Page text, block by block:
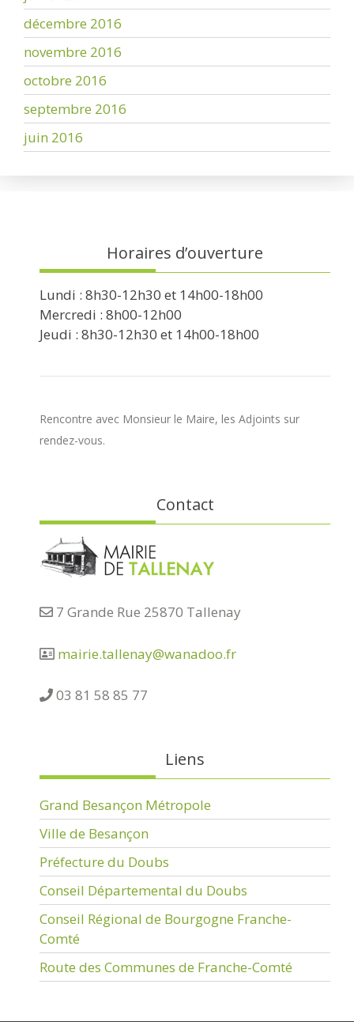
décembre 2016
novembre 2016
octobre 2016
septembre 2016
juin 2016
Horaires d’ouverture
Lundi : 8h30-12h30 et 14h00-18h00
Mercredi : 8h00-12h00
Jeudi : 8h30-12h30 et 14h00-18h00
Rencontre avec Monsieur le Maire, les Adjoints sur
rendez-vous.
Contact
7 Grande Rue 25870 Tallenay
mairie.tallenay@wanadoo.fr
03 81 58 85 77
Liens
Grand Besançon Métropole
Ville de Besançon
Préfecture du Doubs
Conseil Départemental du Doubs
Conseil Régional de Bourgogne Franche-
Comté
Route des Communes de Franche-Comté